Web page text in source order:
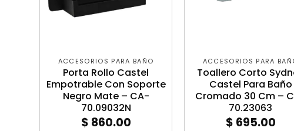
ACCESORIOS PARA BAÑO
Porta Rollo Castel
Empotrable Con Soporte
Negro Mate – CA-
70.09032N
$ 860.00
ACCESORIOS PARA
Toallero Corto
Castel Para Baño
Cromado 30 Cm –
70.23063
$ 695.00